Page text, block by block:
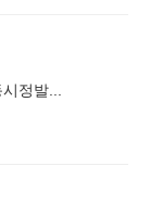
정발...